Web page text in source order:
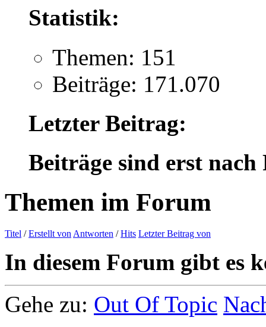
Statistik:
Themen: 151
Beiträge: 171.070
Letzter Beitrag:
Beiträge sind erst
Themen im Forum
Titel /Erstellt von Antworten /Hits Letzter Beitrag von
In diesem Forum gibt es
Gehe zu: Out Of Topic